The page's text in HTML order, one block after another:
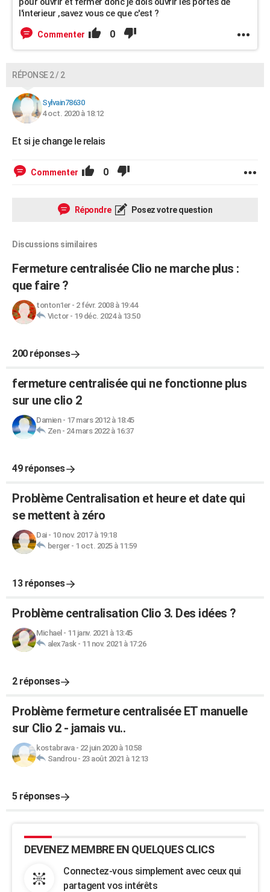
l'interieur ,savez vous ce que c'est ?
Commenter 0
RÉPONSE 2 / 2
Sylvain78630
4 oct. 2020 à 18:12
Et si je change le relais
Commenter 0
Répondre Posez votre question
Discussions similaires
Fermeture centralisée Clio ne marche plus :
que faire ?
tonton1er- 2 févr. 2008 à 19:44
Victor- 19 déc. 2024 à 13:50
200 réponses
fermeture centralisée qui ne fonctionne plus
sur une clio 2
Damien- 17 mars 2012 à 18:45
Zen- 24 mars 2022 à 16:37
49 réponses
Problème Centralisation et heure et date qui
se mettent à zéro
Dai- 10 nov. 2017 à 19:18
berger- 1 oct. 2025 à 11:59
13 réponses
Problème centralisation Clio 3. Des idées ?
Michael - 11 janv. 2021 à 13:45
alex7ask- 11 nov. 2021 à 17:26
2 réponses
Problème fermeture centralisée ET manuelle
sur Clio 2 - jamais vu..
kostabrava- 22 juin 2020 à 10:58
Sandrou- 23 août 2021 à 12:13
5 réponses
DEVENEZ MEMBRE EN QUELQUES CLICS
Connectez-vous simplement avec ceux qui
partagent vos intérêts